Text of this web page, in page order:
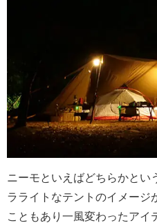
ニーモといえばどちらかとい
ラライトなテントのイメージ
こともあり一風変わったアイ